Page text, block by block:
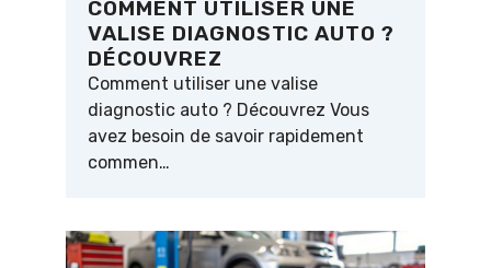
COMMENT UTILISER UNE
VALISE DIAGNOSTIC AUTO ?
DÉCOUVREZ
Comment utiliser une valise
diagnostic auto ? Découvrez Vous
avez besoin de savoir rapidement
commen…